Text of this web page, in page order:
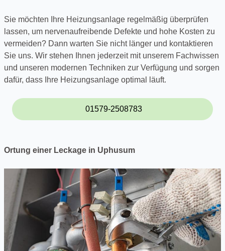
Sie möchten Ihre Heizungsanlage regelmäßig überprüfen
lassen, um nervenaufreibende Defekte und hohe Kosten zu
vermeiden? Dann warten Sie nicht länger und kontaktieren
Sie uns. Wir stehen Ihnen jederzeit mit unserem Fachwissen
und unseren modernen Techniken zur Verfügung und sorgen
dafür, dass Ihre Heizungsanlage optimal läuft.
01579-2508783
Ortung einer Leckage in Uphusum